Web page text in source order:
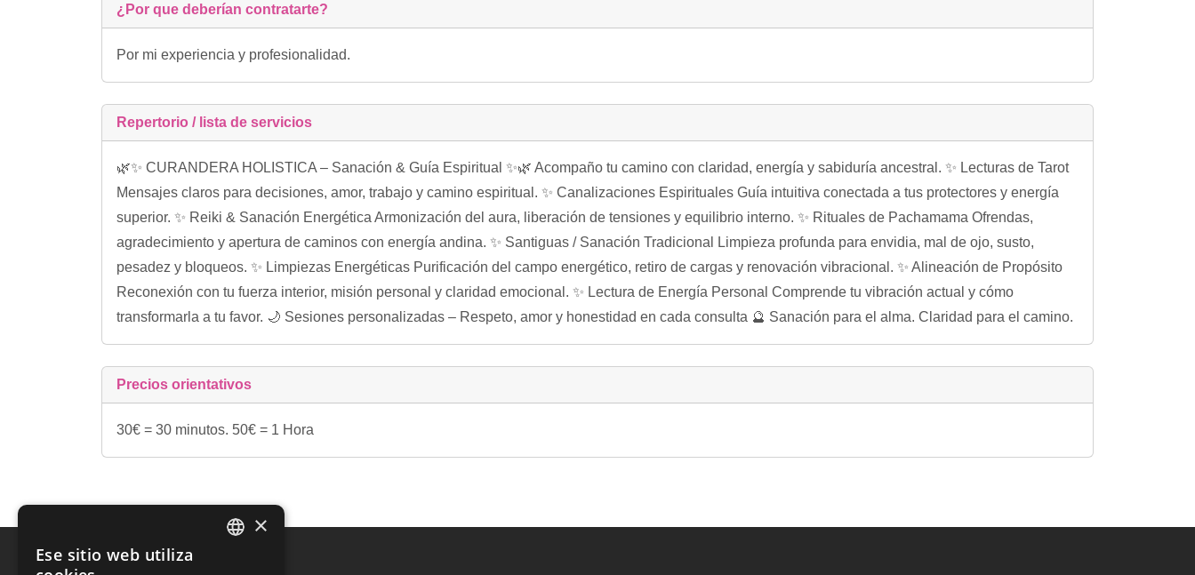
¿Por que deberían contratarte?
Por mi experiencia y profesionalidad.
Repertorio / lista de servicios
🌿✨ CURANDERA HOLISTICA – Sanación & Guía Espiritual ✨🌿 Acompaño tu camino con claridad, energía y sabiduría ancestral. ✨ Lecturas de Tarot
Mensajes claros para decisiones, amor, trabajo y camino espiritual. ✨ Canalizaciones Espirituales Guía intuitiva conectada a tus protectores y energía
superior. ✨ Reiki & Sanación Energética Armonización del aura, liberación de tensiones y equilibrio interno. ✨ Rituales de Pachamama Ofrendas,
agradecimiento y apertura de caminos con energía andina. ✨ Santiguas / Sanación Tradicional Limpieza profunda para envidia, mal de ojo, susto,
pesadez y bloqueos. ✨ Limpiezas Energéticas Purificación del campo energético, retiro de cargas y renovación vibracional. ✨ Alineación de Propósito
Reconexión con tu fuerza interior, misión personal y claridad emocional. ✨ Lectura de Energía Personal Comprende tu vibración actual y cómo
transformarla a tu favor. 🌙 Sesiones personalizadas – Respeto, amor y honestidad en cada consulta 🔮 Sanación para el alma. Claridad para el camino.
Precios orientativos
30€ = 30 minutos. 50€ = 1 Hora
×
Ese sitio web utiliza